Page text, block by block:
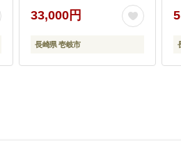
物 ひもの 定期便 レトル
ト 33000 33000円
33,000円
長崎県 壱岐市